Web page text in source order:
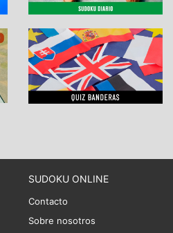
SUDOKU ONLINE
Contacto
Sobre nosotros